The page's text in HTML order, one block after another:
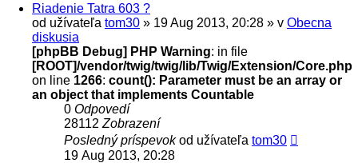
Riadenie Tatra 603 ?
od užívateľa tom30 » 19 Aug 2013, 20:28 » v Obecna
diskusia
[phpBB Debug] PHP Warning: in file
[ROOT]/vendor/twig/twig/lib/Twig/Extension/Core.php
on line 1266: count(): Parameter must be an array or
an object that implements Countable
0 Odpovedí
28112 Zobrazení
Posledný príspevokod užívateľa tom30
19 Aug 2013, 20:28